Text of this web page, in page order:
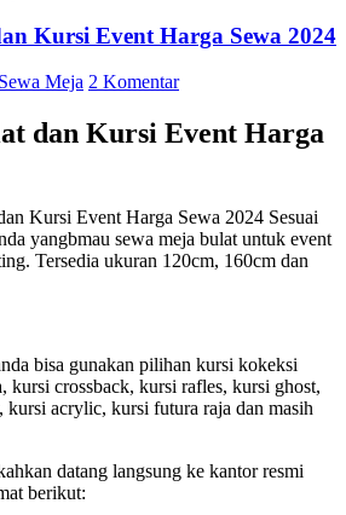
Kursi Event Harga Sewa 2024
Sewa Meja 2 Komentar
dan Kursi Event Harga
Kursi Event Harga Sewa 2024 Sesuai
yangbmau sewa meja bulat untuk event
Tersedia ukuran 120cm, 160cm dan
bisa gunakan pilihan kursi kokeksi
kursi crossback, kursi rafles, kursi ghost,
acrylic, kursi futura raja dan masih
datang langsung ke kantor resmi
berikut: